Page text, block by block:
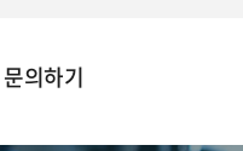
문의하기